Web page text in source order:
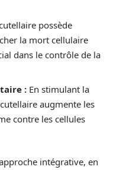
possède
la mort cellulaire
dans le contrôle de la
: En stimulant la
augmente les
contre les cellules
intégrative, en